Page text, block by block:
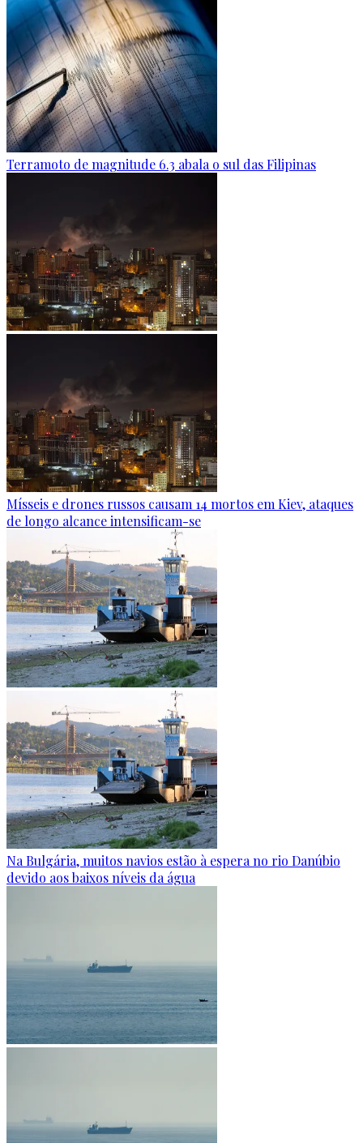
Terramoto de magnitude 6.3 abala o sul das Filipinas
Mísseis e drones russos causam 14 mortos em Kiev, ataques
de longo alcance intensificam-se
Na Bulgária, muitos navios estão à espera no rio Danúbio
devido aos baixos níveis da água